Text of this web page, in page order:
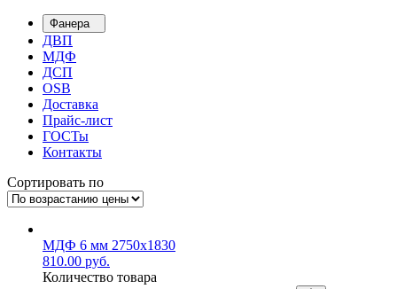
Фанера
ДВП
МДФ
ДСП
OSB
Доставка
Прайс-лист
ГОСТы
Контакты
Сортировать по
МДФ 6 мм 2750х1830
810.00 руб.
Количество товара